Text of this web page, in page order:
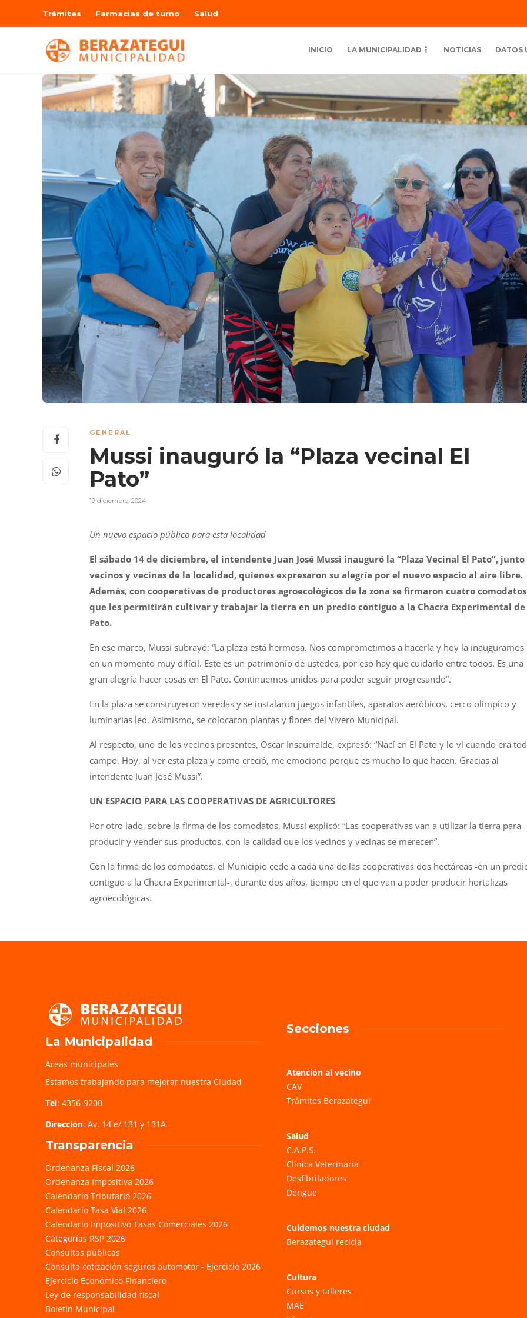
Trámites Farmacias de turno Salud
INICIO LA MUNICIPALIDAD NOTICIAS DATOS
GENERAL
Mussi inauguró la “Plaza vecinal El
Pato”
19 diciembre, 2024
Un nuevo espacio público para esta localidad
El sábado 14 de diciembre, el intendente Juan José Mussi inauguró la “Plaza Vecinal El Pato”, junto
vecinos y vecinas de la localidad, quienes expresaron su alegría por el nuevo espacio al aire libre.
Además, con cooperativas de productores agroecológicos de la zona se firmaron cuatro comodatos
que les permitirán cultivar y trabajar la tierra en un predio contiguo a la Chacra Experimental de
Pato.
En ese marco, Mussi subrayó: “La plaza está hermosa. Nos comprometimos a hacerla y hoy la inauguramos
en un momento muy difícil. Este es un patrimonio de ustedes, por eso hay que cuidarlo entre todos. Es una
gran alegría hacer cosas en El Pato. Continuemos unidos para poder seguir progresando”.
En la plaza se construyeron veredas y se instalaron juegos infantiles, aparatos aeróbicos, cerco olímpico y
luminarias led. Asimismo, se colocaron plantas y flores del Vivero Municipal.
Al respecto, uno de los vecinos presentes, Oscar Insaurralde, expresó: “Nací en El Pato y lo vi cuando era
campo. Hoy, al ver esta plaza y como creció, me emociono porque es mucho lo que hacen. Gracias al
intendente Juan José Mussi”.
UN ESPACIO PARA LAS COOPERATIVAS DE AGRICULTORES
Por otro lado, sobre la firma de los comodatos, Mussi explicó: “Las cooperativas van a utilizar la tierra para
producir y vender sus productos, con la calidad que los vecinos y vecinas se merecen”.
Con la firma de los comodatos, el Municipio cede a cada una de las cooperativas dos hectáreas -en un
contiguo a la Chacra Experimental-, durante dos años, tiempo en el que van a poder producir hortalizas
agroecológicas.
La Municipalidad
Áreas municipales
Estamos trabajando para mejorar nuestra Ciudad
Tel: 4356-9200
Dirección: Av. 14 e/ 131 y 131A
Transparencia
Ordenanza Fiscal 2026
Ordenanza Impositiva 2026
Calendario Tributario 2026
Calendario Tasa Vial 2026
Calendario Impositivo Tasas Comerciales 2026
Categorías RSP 2026
Consultas públicas
Consulta cotización seguros automotor - Ejercicio 2026
Ejercicio Económico Financiero
Ley de responsabilidad fiscal
Boletín Municipal
Secciones
Atención al vecino
CAV
Trámites Berazategui
Salud
C.A.P.S.
Clínica Veterinaria
Desfibriladores
Dengue
Cuidemos nuestra ciudad
Berazategui recicla
Cultura
Cursos y talleres
MAE